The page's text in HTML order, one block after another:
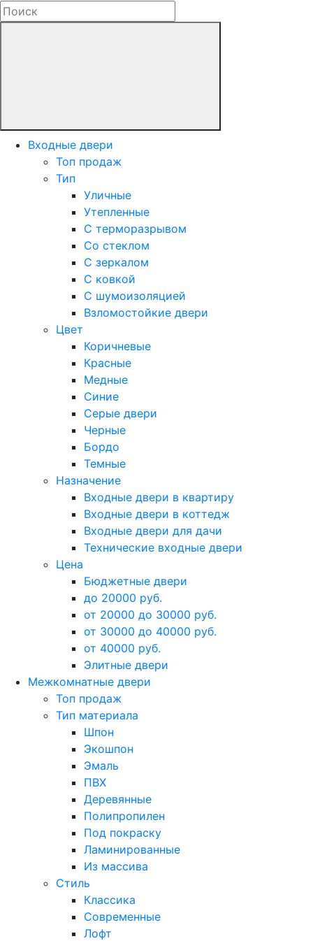
Входные двери
Топ продаж
Тип
Уличные
Утепленные
С терморазрывом
Со стеклом
С зеркалом
С ковкой
С шумоизоляцией
Взломостойкие двери
Цвет
Коричневые
Красные
Медные
Синие
Серые двери
Черные
Бордо
Темные
Назначение
Входные двери в квартиру
Входные двери в коттедж
Входные двери для дачи
Технические входные двери
Цена
Бюджетные двери
до 20000 руб.
от 20000 до 30000 руб.
от 30000 до 40000 руб.
от 40000 руб.
Элитные двери
Межкомнатные двери
Топ продаж
Тип материала
Шпон
Экошпон
Эмаль
ПВХ
Деревянные
Полипропилен
Под покраску
Ламинированные
Из массива
Стиль
Классика
Современные
Лофт